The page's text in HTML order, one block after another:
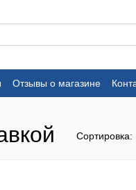
Отзывы о магазине
Сортировка: